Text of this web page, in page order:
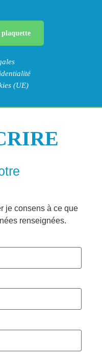
plaquette
(UE)
je consens à ce que
renseignées.